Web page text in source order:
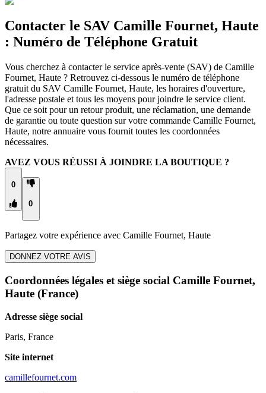
Contacter le SAV Camille Fournet, Haute
: Numéro de Téléphone Gratuit
Vous cherchez à contacter le service après-vente (SAV) de Camille
Fournet, Haute ? Retrouvez ci-dessous le numéro de téléphone
gratuit du SAV Camille Fournet, Haute, les horaires d'ouverture,
l'adresse postale et tous les moyens pour joindre le service client.
Que ce soit pour un retour produit, une réclamation, une demande
de garantie ou toute question sur votre commande Camille Fournet,
Haute, notre annuaire vous fournit toutes les coordonnées
nécessaires.
AVEZ VOUS RÉUSSI À JOINDRE LA BOUTIQUE ?
0
0
Partagez votre expérience avec Camille Fournet, Haute
DONNEZ VOTRE AVIS
Coordonnées légales et siège social Camille Fournet,
Haute (France)
Adresse siège social
Paris, France
Site internet
camillefournet.com